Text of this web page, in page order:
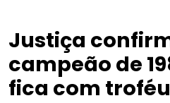
Justiça
campeão de
fica com troféu